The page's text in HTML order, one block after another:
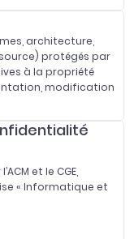
architecture,
protégés par
à la propriété
modification
et le CGE,
« Informatique et